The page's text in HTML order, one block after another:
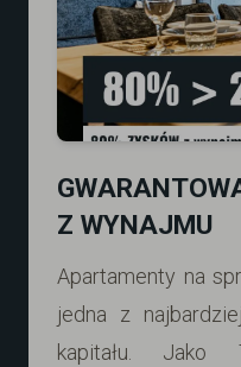
Z WYNAJMU
Apartamenty na
jedna z
kapitału. Jako